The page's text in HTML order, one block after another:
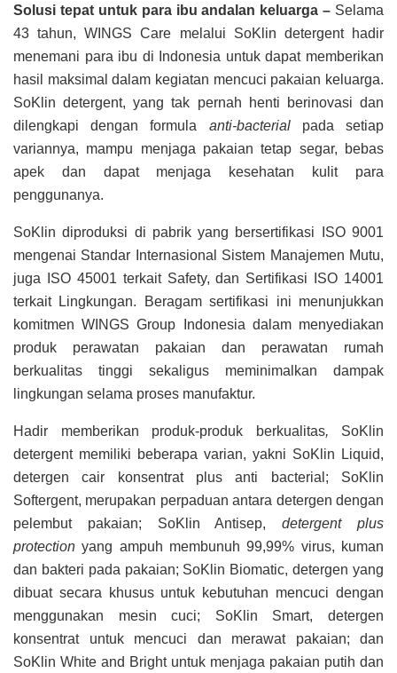
Solusi tepat untuk para ibu andalan keluarga – Selama
43 tahun, WINGS Care melalui SoKlin detergent hadir
menemani para ibu di Indonesia untuk dapat memberikan
hasil maksimal dalam kegiatan mencuci pakaian keluarga.
SoKlin detergent, yang tak pernah henti berinovasi dan
dilengkapi dengan formula anti-bacterialpada setiap
variannya, mampu menjaga pakaian tetap segar, bebas
apek dan dapat menjaga kesehatan kulit para
penggunanya.
SoKlin diproduksi di pabrik yang bersertifikasi ISO 9001
mengenai Standar Internasional Sistem Manajemen Mutu,
juga ISO 45001 terkait Safety, dan Sertifikasi ISO 14001
terkait Lingkungan. Beragam sertifikasi ini menunjukkan
komitmen WINGS Group Indonesia dalam menyediakan
produk perawatan pakaian dan perawatan rumah
berkualitas tinggi sekaligus meminimalkan dampak
lingkungan selama proses manufaktur.
Hadir memberikan produk-produk berkualitas, SoKlin
detergent memiliki beberapa varian, yakni SoKlin Liquid,
detergen cair konsentrat plus anti bacterial; SoKlin
Softergent, merupakan perpaduan antara detergen dengan
pelembut pakaian; SoKlin Antisep,detergent plus
protection yang ampuh membunuh 99,99% virus, kuman
dan bakteri pada pakaian; SoKlin Biomatic, detergen yang
dibuat secara khusus untuk kebutuhan mencuci dengan
menggunakan mesin cuci; SoKlin Smart, detergen
konsentrat untuk mencuci dan merawat pakaian; dan
SoKlin White and Bright untuk menjaga pakaian putih dan